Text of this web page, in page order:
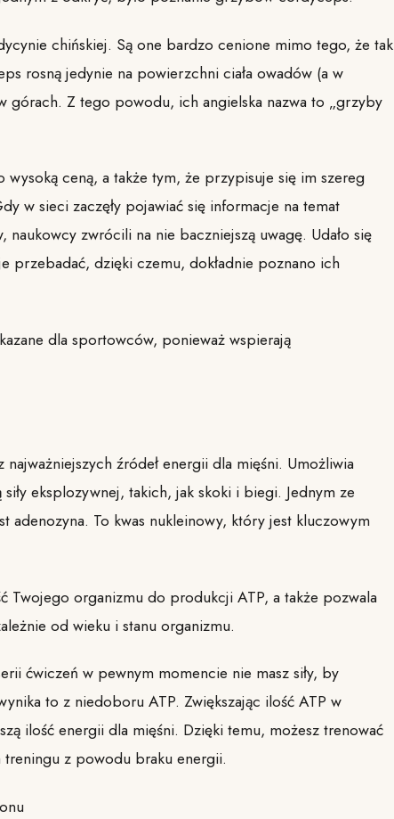
chińskiej. Są one bardzo cenione mimo tego, że tak
rosną jedynie na powierzchni ciała owadów (a w
górach. Z tego powodu, ich angielska nazwa to „grzyby
ceną, a także tym, że przypisuje się im szereg
w sieci zaczęły pojawiać się informacje na temat
zwrócili na nie baczniejszą uwagę. Udało się
przebadać, dzięki czemu, dokładnie poznano ich
dla sportowców, ponieważ wspierają
źródeł energii dla mięśni. Umożliwia
eksplozywnej, takich, jak skoki i biegi. Jednym ze
adenozyna. To kwas nukleinowy, który jest kluczowym
Twojego organizmu do produkcji ATP, a także pozwala
od wieku i stanu organizmu.
ćwiczeń w pewnym momencie nie masz siły, by
to z niedoboru ATP. Zwiększając ilość ATP w
ilość energii dla mięśni. Dzięki temu, możesz trenować
z powodu braku energii.